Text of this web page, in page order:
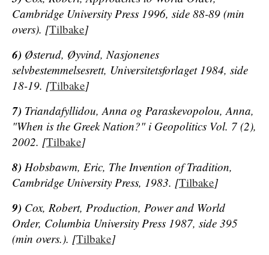
Cambridge University Press 1996, side 88-89 (min
overs). [Tilbake]
6) Østerud, Øyvind,Nasjonenes
selvbestemmelsesrett, Universitetsforlaget 1984, side
18-19. [Tilbake]
7) Triandafyllidou, Anna og Paraskevopolou, Anna,
"When is the Greek Nation?" i Geopolitics Vol. 7 (2),
2002. [Tilbake]
8) Hobsbawm, Eric, The Invention of Tradition,
Cambridge University Press, 1983. [Tilbake]
9) Cox, Robert, Production, Power and World
Order, Columbia University Press 1987, side 395
(min overs.). [Tilbake]